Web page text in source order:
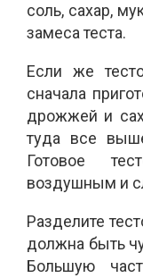
соль, сахар,
замеса теста.
Если же
сначала
дрожжей и
туда все
Готовое
воздушным и
Разделите
должна быть
Большую